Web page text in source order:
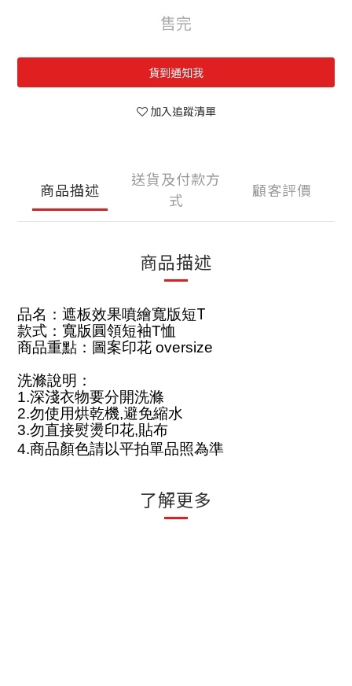
售完
貨到通知我
加入追蹤清單
商品描述
送貨及付款方
式
顧客評價
商品描述
品名：遮板效果噴繪寬版短T
款式：寬版圓領短袖T恤
商品重點：圖案印花 oversize
洗滌說明：
1.深淺衣物要分開洗滌
2.勿使用烘乾機,避免縮水
3.勿直接熨燙印花,貼布
4.商品顏色請以平拍單品照為準
了解更多